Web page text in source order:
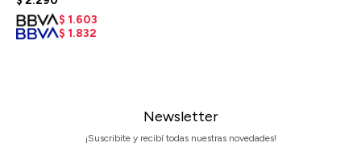
$ 1.603
$ 1.832
Newsletter
¡Suscribite y recibí todas nuestras novedades!